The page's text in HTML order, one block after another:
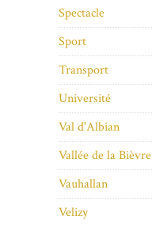
Spectacle
Sport
Transport
Université
Val d'Albian
Vallée de la Bièvre
Vauhallan
Velizy